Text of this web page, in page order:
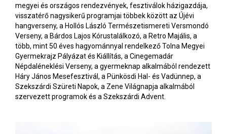
megyei és országos rendezvények, fesztiválok házigazdája,
visszatérő nagysikerű programjai többek között az Újévi
hangverseny, a Hollós László Természetismereti Versmondó
Verseny, a Bárdos Lajos Kórustalálkozó, a Retro Majális, a
több, mint 50 éves hagyománnyal rendelkező Tolna Megyei
Gyermekrajz Pályázat és Kiállítás, a Cinegemadár
Népdaléneklési Verseny, a gyermeknap alkalmából rendezett
Háry János Mesefesztivál, a Pünkösdi Hal- és Vadünnep, a
Szekszárdi Szüreti Napok, a Zene Világnapja alkalmából
szervezett programok és a Szekszárdi Advent.